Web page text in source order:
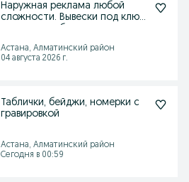
Наружная реклама любой
сложности. Вывески под ключ.
Астана, Алматинский район
04 августа 2026 г.
Таблички, бейджи, номерки с
гравировкой
Астана, Алматинский район
Сегодня в 00:59